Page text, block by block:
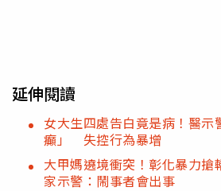
延伸閱讀
女大生四處告白竟是病！醫示
癲」 失控行為暴增
大甲媽遶境衝突！彰化暴力
家示警：鬧事者會出事